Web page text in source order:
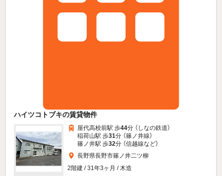
ハイツコトブキの賃貸物件
屋代高校前駅 歩44分 （しなの鉄道）
稲荷山駅 歩31分 （篠ノ井線）
篠ノ井駅 歩32分 （信越線など）
長野県長野市篠ノ井二ツ柳
2階建 / 31年3ヶ月 / 木造